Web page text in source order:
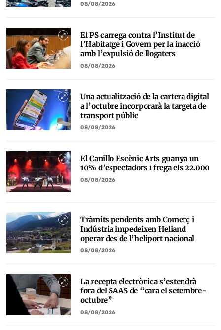
08/08/2026
El PS carrega contra l’Institut de
l’Habitatge i Govern per la inacció
amb l’expulsió de llogaters
08/08/2026
Una actualització de la cartera digital
a l’octubre incorporarà la targeta de
transport públic
08/08/2026
El Canillo Escènic Arts guanya un
10% d’espectadors i frega els 22.000
08/08/2026
Tràmits pendents amb Comerç i
Indústria impedeixen Heliand
operar des de l’heliport nacional
08/08/2026
La recepta electrònica s’estendrà
fora del SAAS de “cara el setembre-
octubre”
08/08/2026